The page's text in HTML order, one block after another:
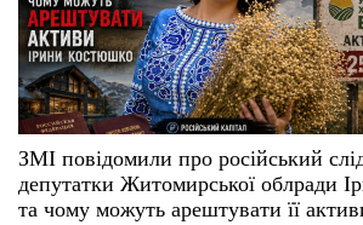
ЗМІ повідомили про російський
депутатки Житомирської облради
та чому можуть арештувати її